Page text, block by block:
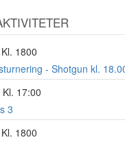
1800
- Shotgun kl.
17:00
3
1800